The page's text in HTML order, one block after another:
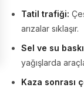
Tatil trafiği:
arızalar sıklaşır.
Sel ve su
yağışlarda
Kaza sonrası